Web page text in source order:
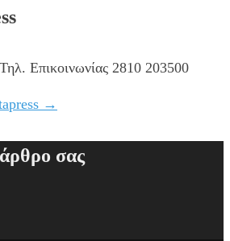
Επικοινωνίας 2810 203500
→
σας